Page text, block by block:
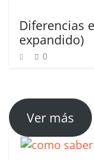
Diferencias
expandido)
0
Ver más